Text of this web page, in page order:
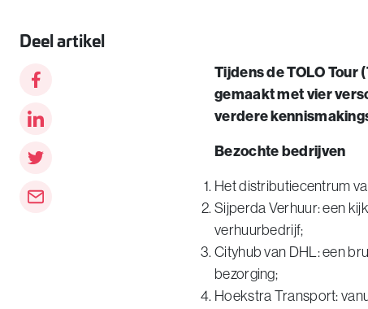
Deel artikel
Tijdens de TOLO
gemaakt met vier
verdere
Bezochte bedrijven
Het distributiecentrum
Sijperda Verhuur: een
verhuurbedrijf;
Cityhub van DHL: een
bezorging;
Hoekstra Transport: